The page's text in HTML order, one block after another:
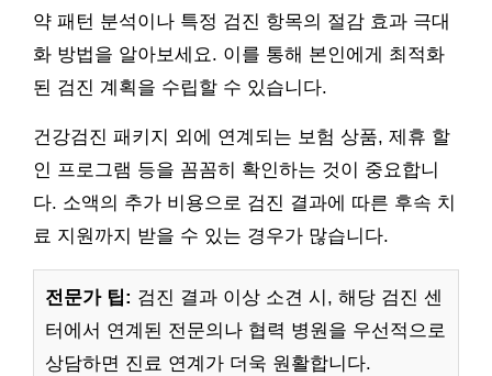
약 패턴 분석이나 특정 검진 항목의 절감 효과 극대
화 방법을 알아보세요. 이를 통해 본인에게 최적화
된 검진 계획을 수립할 수 있습니다.
건강검진 패키지 외에 연계되는 보험 상품, 제휴 할
인 프로그램 등을 꼼꼼히 확인하는 것이 중요합니
다. 소액의 추가 비용으로 검진 결과에 따른 후속 치
료 지원까지 받을 수 있는 경우가 많습니다.
전문가 팁: 검진 결과 이상 소견 시, 해당 검진 센
터에서 연계된 전문의나 협력 병원을 우선적으로
상담하면 진료 연계가 더욱 원활합니다.